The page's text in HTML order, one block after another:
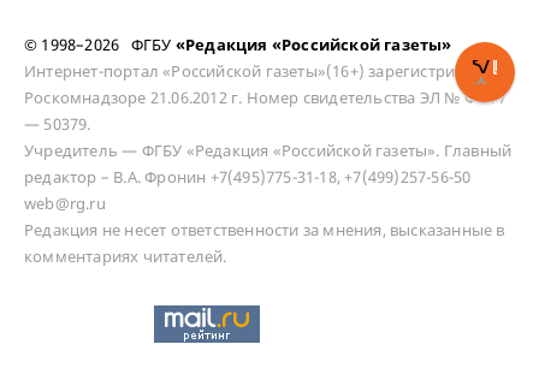
© 1998–2026 ФГБУ «Редакция «Российской газеты»
Интернет-портал «Российской газеты»(16+) зарегистрирован в
Роскомнадзоре 21.06.2012 г. Номер свидетельства ЭЛ № ФС 77
— 50379.
Учредитель — ФГБУ «Редакция «Российской газеты». Главный
редактор – В.А. Фронин +7(495)775-31-18, +7(499)257-56-50
web@rg.ru
Редакция не несет ответственности за мнения, высказанные в
комментариях читателей.